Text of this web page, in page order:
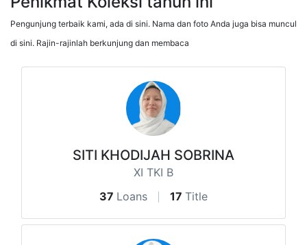
Pengunjung terbaik kami, ada di sini. Nama dan foto Anda juga bisa muncul
di sini. Rajin-rajinlah berkunjung dan membaca
SITI KHODIJAH SOBRINA
XI TKI B
37 Loans 17 Title